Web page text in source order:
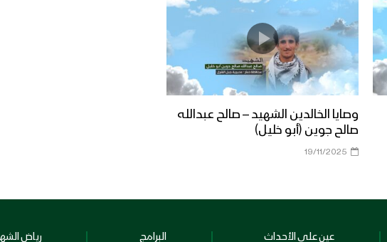
وصايا الخالدين الشهيد – صالح عبدالله
صالح جوين (أبو خليل)
19/11/2025
عين على الأحداث البرامج رياض